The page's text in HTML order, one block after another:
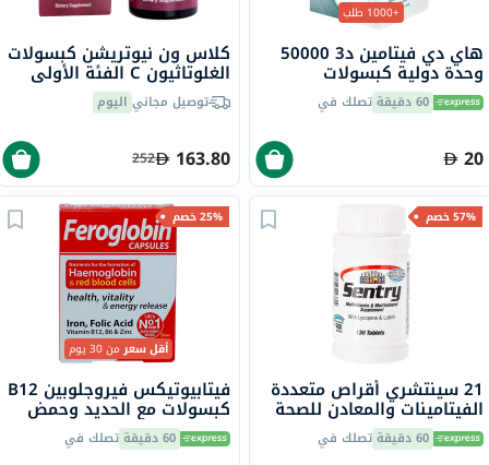
+1000 طلب
هاي دي فيتامين د3 50000
وحدة دولية كبسولات
جيلاتينية ناعمة 8 كبسولات
60 دقيقة تصلك في
20
كلاس ون نيوتريشن كبسولات
الغلوتاثيون C الفئة الأولى
لدعم مضادات الأكسدة حزمة
من 60توصيل مجاني اليوم
163.80
252
57% خصم
21 سينتشري أقراص متعددة
الفيتامينات والمعادن للصحة
العامة، حزمة من 130
60 دقيقة تصلك في
25% خصم
أقل سعرمن 30 يوم
فيتابيوتيكس فيروجلوبين B12
كبسولات مع الحديد وحمض
الفوليك وفيتامين B12
لمحاربة التعب، 30 كبسولة
60 دقيقة تصلك في